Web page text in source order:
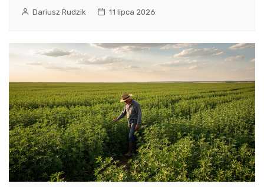
Dariusz Rudzik 11 lipca 2026